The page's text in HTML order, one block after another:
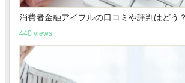
消費者金融アイフルの口コミや評判はどう？
440 views